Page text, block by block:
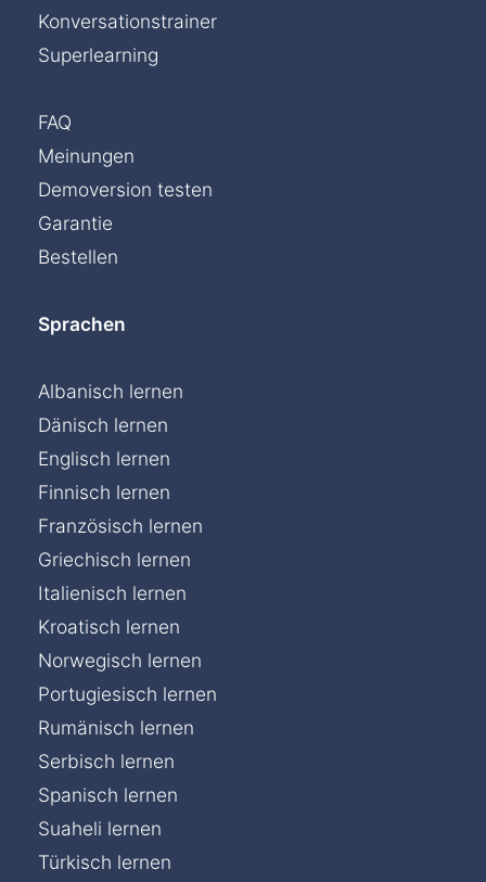
Konversationstrainer
Superlearning
FAQ
Meinungen
Demoversion testen
Garantie
Bestellen
Sprachen
Albanisch lernen
Dänisch lernen
Englisch lernen
Finnisch lernen
Französisch lernen
Griechisch lernen
Italienisch lernen
Kroatisch lernen
Norwegisch lernen
Portugiesisch lernen
Rumänisch lernen
Serbisch lernen
Spanisch lernen
Suaheli lernen
Türkisch lernen